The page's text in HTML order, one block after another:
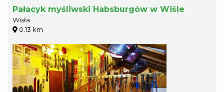
Pałacyk myśliwski Habsburgów w Wiśle
Wisła
0.13 km